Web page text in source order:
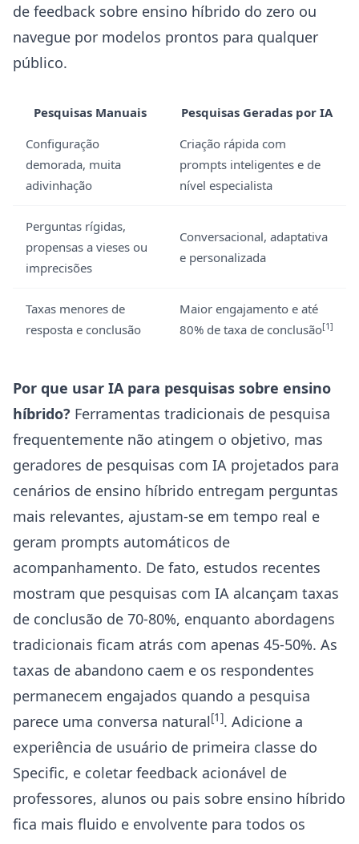
de feedback sobre ensino híbrido do zero ou
navegue por modelos prontos para qualquer
público.
Pesquisas Manuais
Pesquisas Geradas por IA
Configuração
demorada, muita
adivinhação
Criação rápida com
prompts inteligentes e de
nível especialista
Perguntas rígidas,
propensas a vieses ou
imprecisões
Conversacional, adaptativa
e personalizada
Taxas menores de
resposta e conclusão
Maior engajamento e até
80% de taxa de conclusão[1]
Por que usar IA para pesquisas sobre ensino
híbrido? Ferramentas tradicionais de pesquisa
frequentemente não atingem o objetivo, mas
geradores de pesquisas com IA projetados para
cenários de ensino híbrido entregam perguntas
mais relevantes, ajustam-se em tempo real e
geram prompts automáticos de
acompanhamento. De fato, estudos recentes
mostram que pesquisas com IA alcançam taxas
de conclusão de 70-80%, enquanto abordagens
tradicionais ficam atrás com apenas 45-50%. As
taxas de abandono caem e os respondentes
permanecem engajados quando a pesquisa
parece uma conversa natural[1]. Adicione a
experiência de usuário de primeira classe do
Specific, e coletar feedback acionável de
professores, alunos ou pais sobre ensino híbrido
fica mais fluido e envolvente para todos os